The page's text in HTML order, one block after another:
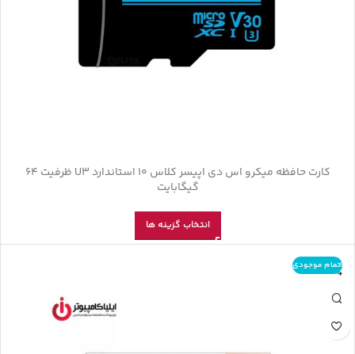
کارت حافظه‌ میکرو اس دی اپیسر کلاس 10 استاندارد U3 ظرفیت 64
گیگابایت
انتخاب گزینه ها
اتمام موجودی